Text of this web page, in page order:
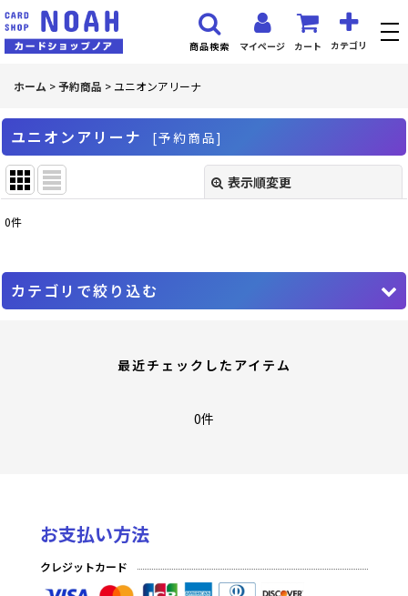
マイページ カート カテゴリ
商品検索
ホーム >予約商品 > ユニオンアリーナ
ユニオンアリーナ [予約商品]
表示順変更
サブカテゴリ
表示数
0件
カテゴリで絞り込む
陰の実力者になりたくて！
俺だけレベルアップな件
最近チェックしたアイテム
0件
お支払い方法
クレジットカード